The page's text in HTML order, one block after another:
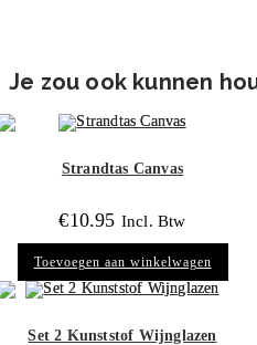
Je zou ook kunnen
Strandtas Canvas
€10.95 Incl. Btw
Toevoegen aan winkelwagen
Set 2 Kunststof Wijnglazen